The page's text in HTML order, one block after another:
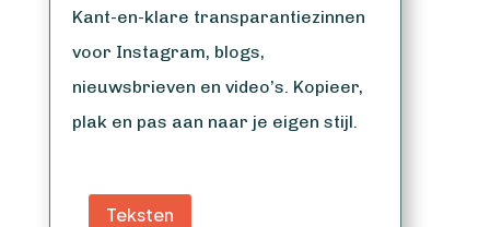
Kant-en-klare transparantiezinnen
voor Instagram, blogs,
nieuwsbrieven en video’s. Kopieer,
plak en pas aan naar je eigen stijl.
Teksten